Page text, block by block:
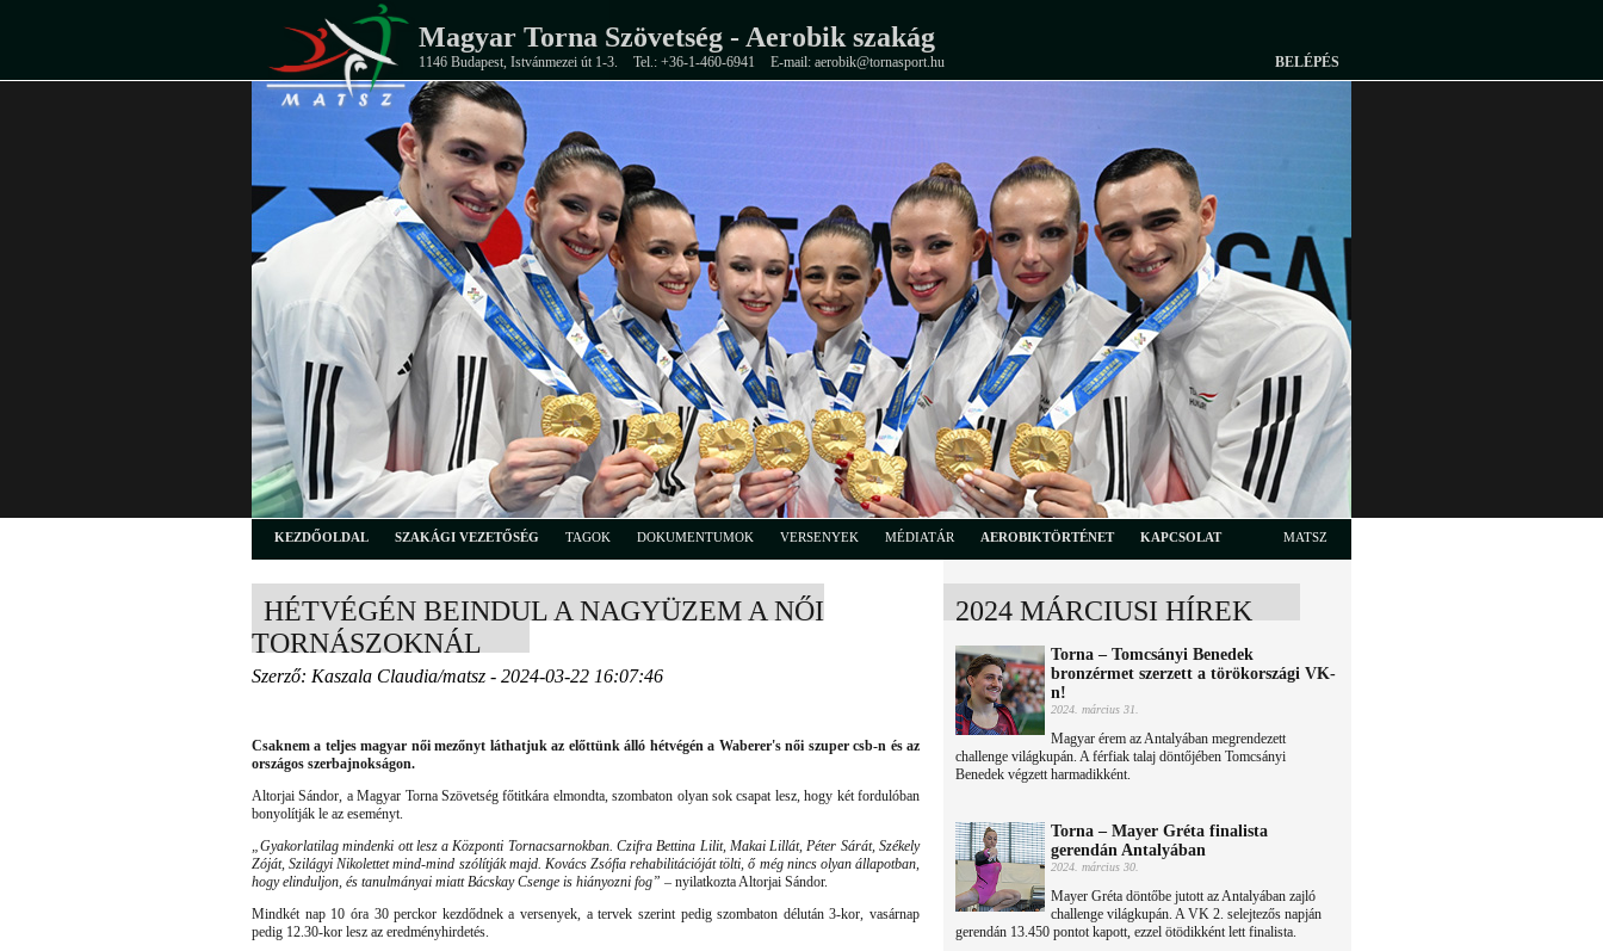
Magyar Torna Szövetség - Aerobik szakág
1146 Budapest, Istvánmezei út 1-3. Tel.: +36-1-460-6941 E-mail: aerobik@tornasport.hu BELÉPÉS
KEZDŐOLDAL SZAKÁGI VEZETŐSÉG TAGOK DOKUMENTUMOK VERSENYEK MÉDIATÁR AEROBIKTÖRTÉNET KAPCSOLAT MATSZ
HÉTVÉGÉN BEINDUL A NAGYÜZEM A NŐI
TORNÁSZOKNÁL
Szerző: Kaszala Claudia/matsz - 2024-03-22 16:07:46
Csaknem a teljes magyar női mezőnyt láthatjuk az előttünk álló hétvégén a Waberer's női szuper csb-n és az
országos szerbajnokságon.
Altorjai Sándor, a Magyar Torna Szövetség főtitkára elmondta, szombaton olyan sok csapat lesz, hogy két fordulóban
bonyolítják le az eseményt.
„Gyakorlatilag mindenki ott lesz a Központi Tornacsarnokban. Czifra Bettina Lilit, Makai Lillát, Péter Sárát, Székely
Zóját, Szilágyi Nikolettet mind-mind szólítják majd. Kovács Zsófia rehabilitációját tölti, ő még nincs olyan állapotban,
hogy elinduljon, és tanulmányai miatt Bácskay Csenge is hiányozni fog” – nyilatkozta Altorjai Sándor.
Mindkét nap 10 óra 30 perckor kezdődnek a versenyek, a tervek szerint pedig szombaton délután 3-kor, vasárnap
pedig 12.30-kor lesz az eredményhirdetés.
2024 MÁRCIUSI HÍREK
Torna – Tomcsányi Benedek
bronzérmet szerzett a törökországi VK-
n!
2024. március 31.
Magyar érem az Antalyában megrendezett
challenge világkupán. A férfiak talaj döntőjében Tomcsányi
Benedek végzett harmadikként.
Torna – Mayer Gréta finalista
gerendán Antalyában
2024. március 30.
Mayer Gréta döntőbe jutott az Antalyában zajló
challenge világkupán. A VK 2. selejtezős napján
gerendán 13.450 pontot kapott, ezzel ötödikként lett finalista.